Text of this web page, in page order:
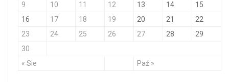
« Sie Paź »
9
10 11 12 13 14
15
16
17 18 19 20 21
22
23
24 25 26 27 28
29
30